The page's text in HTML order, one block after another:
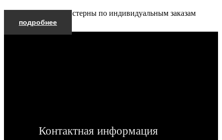
Производим автоцистерны по индивидуальным заказам
подробнее
Контактная информация